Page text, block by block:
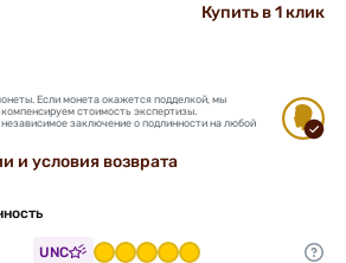
Купить в 1 клик
Если монета окажется подделкой, мы
стоимость экспертизы.
заключение о подлинности на любой
и условия возврата
UNC